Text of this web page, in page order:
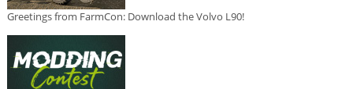
Greetings from FarmCon: Download the Volvo L90!